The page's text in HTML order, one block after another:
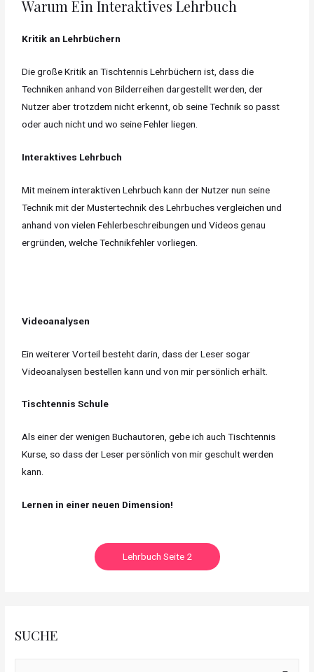
Warum Ein Interaktives Lehrbuch
Kritik an Lehrbüchern
Die große Kritik an Tischtennis Lehrbüchern ist, dass die
Techniken anhand von Bilderreihen dargestellt werden, der
Nutzer aber trotzdem nicht erkennt, ob seine Technik so passt
oder auch nicht und wo seine Fehler liegen.
Interaktives Lehrbuch
Mit meinem interaktiven Lehrbuch kann der Nutzer nun seine
Technik mit der Mustertechnik des Lehrbuches vergleichen und
anhand von vielen Fehlerbeschreibungen und Videos genau
ergründen, welche Technikfehler vorliegen.
Videoanalysen
Ein weiterer Vorteil besteht darin, dass der Leser sogar
Videoanalysen bestellen kann und von mir persönlich erhält.
Tischtennis Schule
Als einer der wenigen Buchautoren, gebe ich auch Tischtennis
Kurse, so dass der Leser persönlich von mir geschult werden
kann.
Lernen in einer neuen Dimension!
Lehrbuch Seite 2
SUCHE